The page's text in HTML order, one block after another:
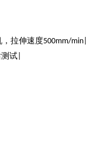
，拉伸速度500mm/min|
测试